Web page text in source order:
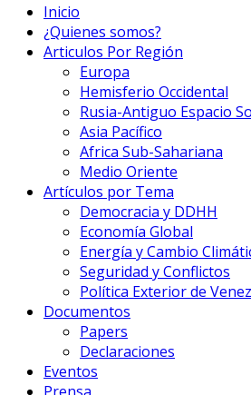
Inicio
¿Quienes somos?
Articulos Por Región
Europa
Hemisferio Occidental
Rusia-Antiguo Espacio
Asia Pacífico
Africa Sub-Sahariana
Medio Oriente
Artículos por Tema
Democracia y DDHH
Economía Global
Energía y Cambio
Seguridad y Conflictos
Política Exterior de
Documentos
Papers
Declaraciones
Eventos